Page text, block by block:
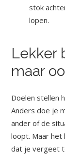
stok
lopen.
Lekker
maar
Doelen stellen
Anders doe je
ander of de
loopt. Maar het
dat je vergeet